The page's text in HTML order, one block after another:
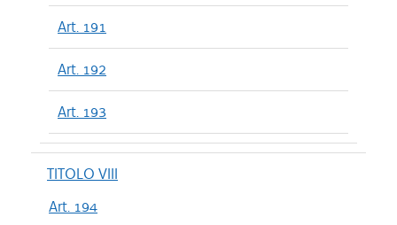
Art. 191
Art. 192
Art. 193
TITOLO VIII
Art. 194